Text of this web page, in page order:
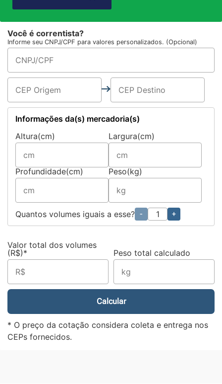
Você é correntista?
Informe seu CNPJ/CPF para valores personalizados. (Opcional)
Informações da(s) mercadoria(s)
Altura(cm)
Largura(cm)
Profundidade(cm) Peso(kg)
Quantos volumes iguais a esse? - +
Valor total dos volumes
(R$)*
Peso total calculado
Calcular
* O preço da cotação considera coleta e entrega nos
CEPs fornecidos.